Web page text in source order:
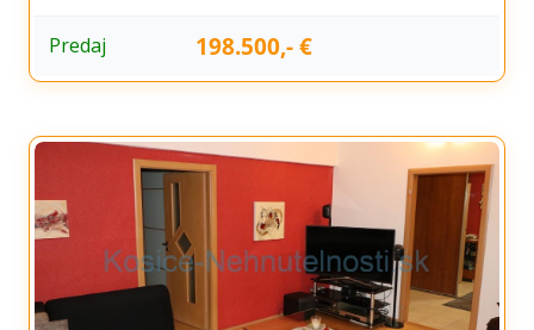
Predaj 198.500,- €